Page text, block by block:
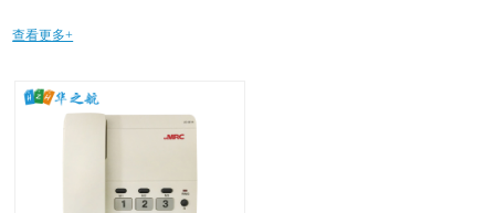
趣，可以现在咨询我们，我们会及时给您回复!
查看更多+